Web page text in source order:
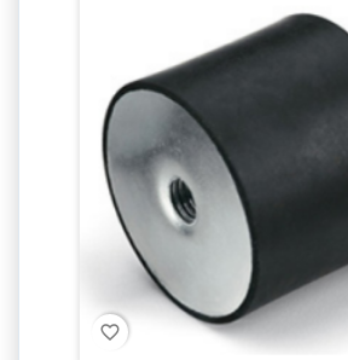
favorite_border